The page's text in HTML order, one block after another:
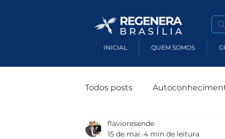
INICIAL QUEM SOMOS
Todos posts
Terapias Holísticas
flavioresende
15 de mai. 4 min de leitura